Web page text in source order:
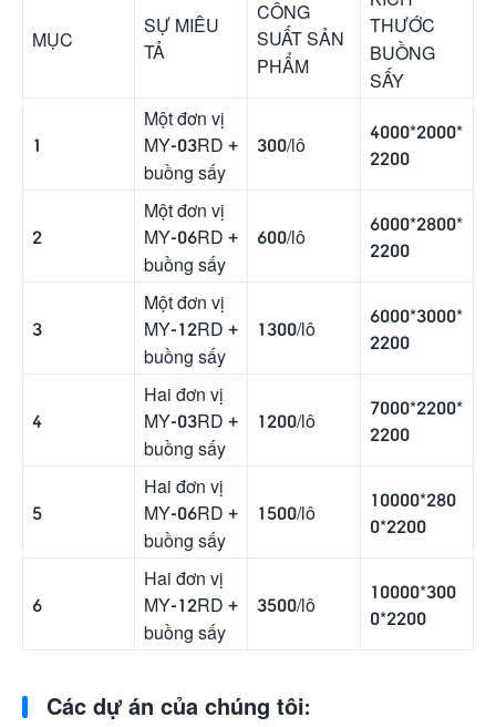
MỤC
SỰ MIÊU
TẢ
CÔNG
SUẤT SẢN
PHẨM
THƯỚC
BUỒNG
SẤY
1
Một đơn vị
MY-03RD +
buồng sấy
300/lô
4000*2000*
2200
2
Một đơn vị
MY-06RD +
buồng sấy
600/lô
6000*2800*
2200
3
Một đơn vị
MY-12RD +
buồng sấy
1300/lô
6000*3000*
2200
4
Hai đơn vị
MY-03RD +
buồng sấy
1200/lô
7000*2200*
2200
5
Hai đơn vị
MY-06RD +
buồng sấy
1500/lô
10000*280
0*2200
6
Hai đơn vị
MY-12RD +
buồng sấy
3500/lô
10000*300
0*2200
Các dự án của chúng tôi: